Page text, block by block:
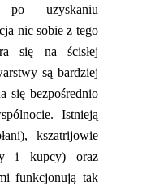
uzyskaniu
nic sobie z tego
się na ścisłej
są bardziej
się bezpośrednio
Istnieją
kszatrijowie
i kupcy) oraz
funkcjonują tak